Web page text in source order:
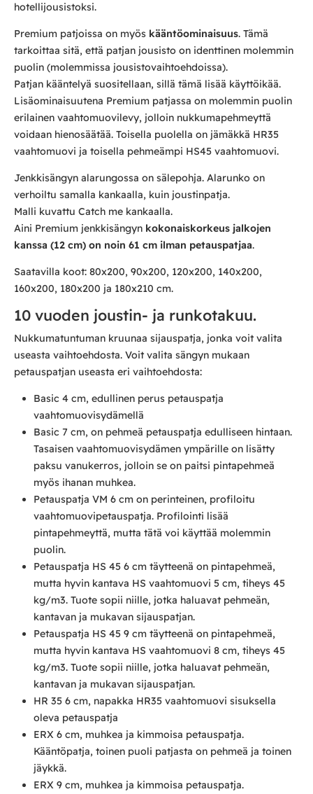
hotellijousistoksi.
Premium patjoissa on myös kääntöominaisuus. Tämä
tarkoittaa sitä, että patjan jousisto on identtinen molemmin
puolin (molemmissa jousistovaihtoehdoissa).
Patjan kääntelyä suositellaan, sillä tämä lisää käyttöikää.
Lisäominaisuutena Premium patjassa on molemmin puolin
erilainen vaahtomuovilevy, jolloin nukkumapehmeyttä
voidaan hienosäätää. Toisella puolella on jämäkkä HR35
vaahtomuovi ja toisella pehmeämpi HS45 vaahtomuovi.
Jenkkisängyn alarungossa on sälepohja. Alarunko on
verhoiltu samalla kankaalla, kuin joustinpatja.
Malli kuvattu Catch me kankaalla.
Aini Premium jenkkisängyn kokonaiskorkeus jalkojen
kanssa (12 cm) on noin 61 cm ilman petauspatjaa.
Saatavilla koot: 80x200, 90x200, 120x200, 140x200,
160x200, 180x200 ja 180x210 cm.
10 vuoden joustin- ja runkotakuu.
Nukkumatuntuman kruunaa sijauspatja, jonka voit valita
useasta vaihtoehdosta. Voit valita sängyn mukaan
petauspatjan useasta eri vaihtoehdosta:
Basic 4 cm, edullinen perus petauspatja
vaahtomuovisydämellä
Basic 7 cm, on pehmeä petauspatja edulliseen hintaan.
Tasaisen vaahtomuovisydämen ympärille on lisätty
paksu vanukerros, jolloin se on paitsi pintapehmeä
myös ihanan muhkea.
Petauspatja VM 6 cm on perinteinen, profiloitu
vaahtomuovipetauspatja. Profilointi lisää
pintapehmeyttä, mutta tätä voi käyttää molemmin
puolin.
Petauspatja HS 45 6 cm täytteenä on pintapehmeä,
mutta hyvin kantava HS vaahtomuovi 5 cm, tiheys 45
kg/m3. Tuote sopii niille, jotka haluavat pehmeän,
kantavan ja mukavan sijauspatjan.
Petauspatja HS 45 9 cm täytteenä on pintapehmeä,
mutta hyvin kantava HS vaahtomuovi 8 cm, tiheys 45
kg/m3. Tuote sopii niille, jotka haluavat pehmeän,
kantavan ja mukavan sijauspatjan.
HR 35 6 cm, napakka HR35 vaahtomuovi sisuksella
oleva petauspatja
ERX 6 cm, muhkea ja kimmoisa petauspatja.
Kääntöpatja, toinen puoli patjasta on pehmeä ja toinen
jäykkä.
ERX 9 cm, muhkea ja kimmoisa petauspatja.